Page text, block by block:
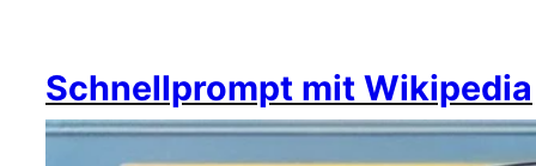
Schnellprompt mit Wikipedia